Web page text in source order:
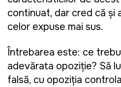
continuat, dar cred că şi
celor expuse mai sus.
Întrebarea este: ce
adevărata opoziţie? Să
falsă, cu opoziţia